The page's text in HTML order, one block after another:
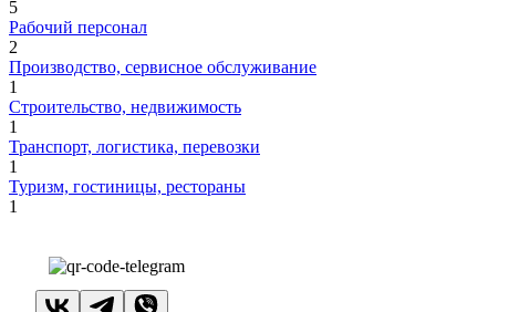
5
Рабочий персонал
2
Производство, сервисное обслуживание
1
Строительство, недвижимость
1
Транспорт, логистика, перевозки
1
Туризм, гостиницы, рестораны
1